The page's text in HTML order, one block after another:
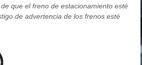
que el freno de estacionamiento esté
de advertencia de los frenos esté